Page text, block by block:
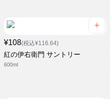
¥108(税込¥116.64)
紅の伊右衛門 サントリー
600ml